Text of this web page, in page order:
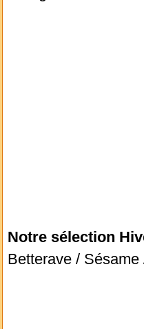
Notre sélection
Betterave /